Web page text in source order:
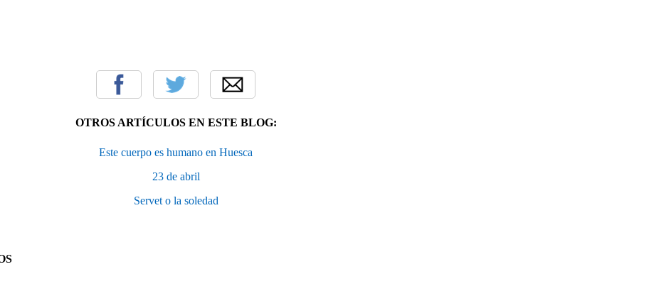
OTROS ARTÍCULOS EN ESTE BLOG:
Este cuerpo es humano en Huesca
23 de abril
Servet o la soledad